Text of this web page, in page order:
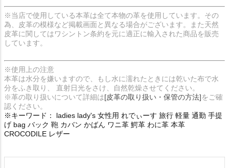
※当店で使用している本革は全て本物の革を使用しています。その
為、皮革の模様など掲載画面と異なる場合がございます。また天然
皮革に関してはワシントン条約を元に適正に輸入された商品を販売
しています。
※使用上の注意
本革は水分を嫌いますので、もし水に濡れたときには乾いた布で水
分をふき取り、 直射日光をさけ、自然乾燥させてください。
※革の取り扱いについて詳細は[皮革の取り扱い・保管の方法]をご確
認ください。
※キーワード： ladies lady's 女性用 れでぃーす 旅行 軽量 通勤 手提
げ bag バック 鞄 カバン かばん ワニ革 鰐革 わに革 本革
CROCODILE レザー